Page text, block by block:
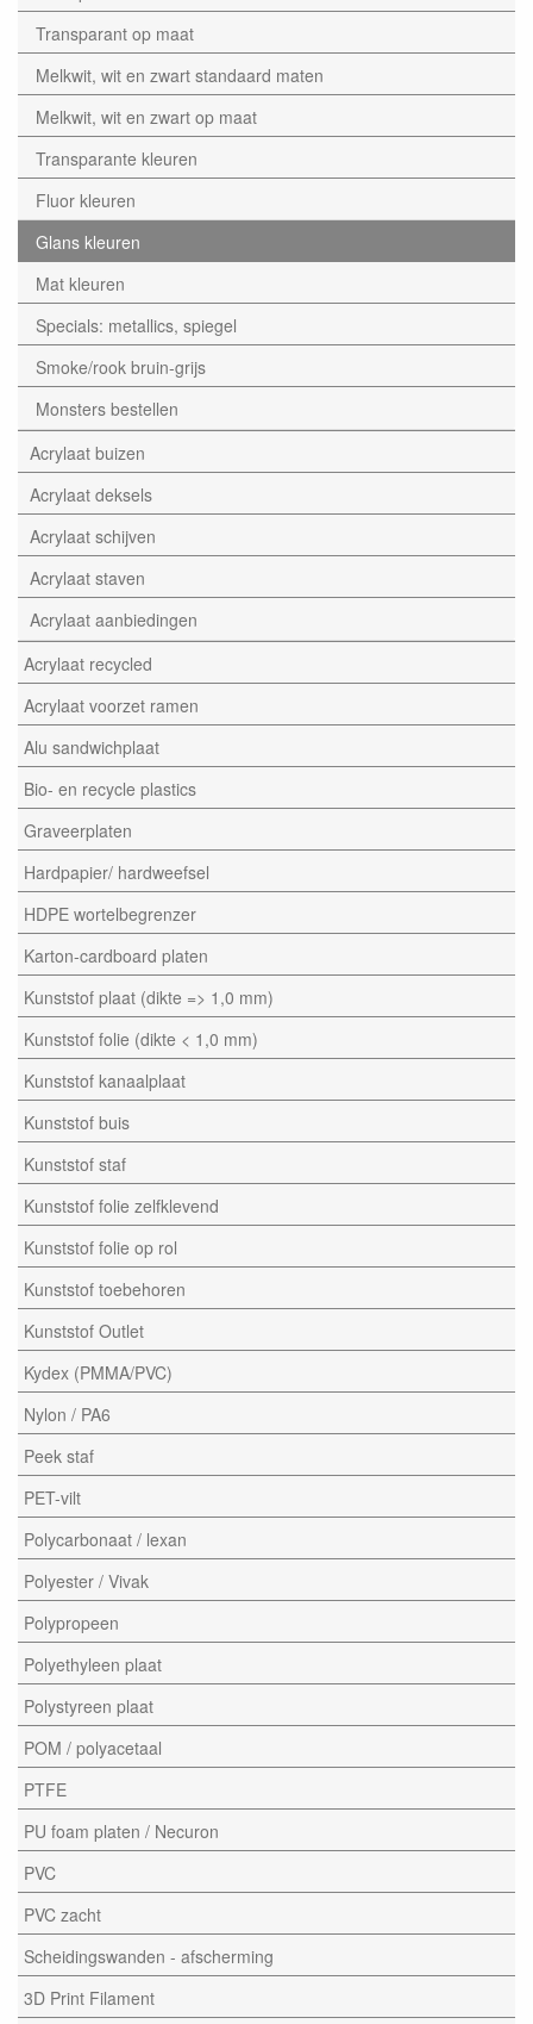
Transparant op maat
Melkwit, wit en zwart standaard maten
Melkwit, wit en zwart op maat
Transparante kleuren
Fluor kleuren
Glans kleuren
Mat kleuren
Specials: metallics, spiegel
Smoke/rook bruin-grijs
Monsters bestellen
Acrylaat buizen
Acrylaat deksels
Acrylaat schijven
Acrylaat staven
Acrylaat aanbiedingen
Acrylaat recycled
Acrylaat voorzet ramen
Alu sandwichplaat
Bio- en recycle plastics
Graveerplaten
Hardpapier/ hardweefsel
HDPE wortelbegrenzer
Karton-cardboard platen
Kunststof plaat (dikte => 1,0 mm)
Kunststof folie (dikte < 1,0 mm)
Kunststof kanaalplaat
Kunststof buis
Kunststof staf
Kunststof folie zelfklevend
Kunststof folie op rol
Kunststof toebehoren
Kunststof Outlet
Kydex (PMMA/PVC)
Nylon / PA6
Peek staf
PET-vilt
Polycarbonaat / lexan
Polyester / Vivak
Polypropeen
Polyethyleen plaat
Polystyreen plaat
POM / polyacetaal
PTFE
PU foam platen / Necuron
PVC
PVC zacht
Scheidingswanden - afscherming
3D Print Filament